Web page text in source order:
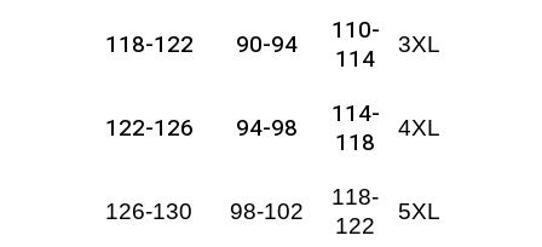
3XL
110-
114
90-94
118-122
4XL
114-
118
94-98
122-126
5XL
118-
122
98-102
126-130